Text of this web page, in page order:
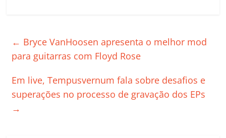
e
b
o
k
er l s
A
p
e
dI
gl
e
a
ss
y
k
p
h
ar
← Bryce VanHoosen apresenta o melhor mod
para guitarras com Floyd Rose
Em live, Tempusvernum fala sobre desafios e
superações no processo de gravação dos EPs
→